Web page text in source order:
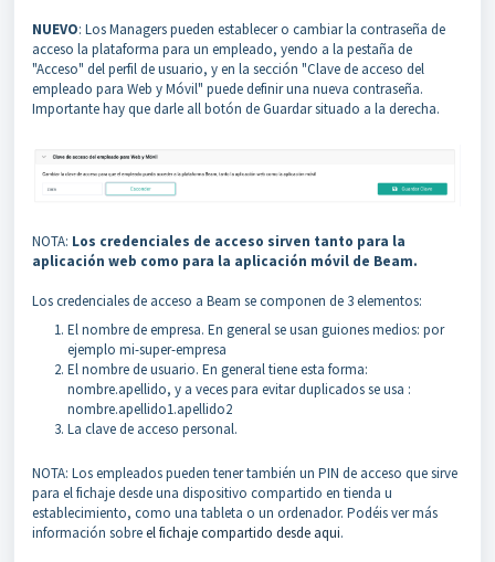
NUEVO: Los Managers pueden establecer o cambiar la contraseña de
acceso la plataforma para un empleado, yendo a la pestaña de
"Acceso" del perfil de usuario, y en la sección "Clave de acceso del
empleado para Web y Móvil" puede definir una nueva contraseña.
Importante hay que darle all botón de Guardar situado a la derecha.
NOTA: Los credenciales de acceso sirven tanto para la
aplicación web como para la aplicación móvil de Beam.
Los credenciales de acceso a Beam se componen de 3 elementos:
El nombre de empresa. En general se usan guiones medios: por
ejemplo mi-super-empresa
El nombre de usuario. En general tiene esta forma:
nombre.apellido, y a veces para evitar duplicados se usa :
nombre.apellido1.apellido2
La clave de acceso personal.
NOTA: Los empleados pueden tener también un PIN de acceso que sirve
para el fichaje desde una dispositivo compartido en tienda u
establecimiento, como una tableta o un ordenador. Podéis ver más
información sobreel fichaje compartido desde aqui.